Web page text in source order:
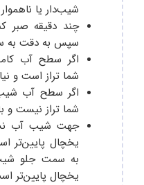
شیب‌دار یا
چند دقیقه صبر
سپس به دقت به
اگر سطح آب
شما تراز است و
اگر سطح آب
شما تراز نیست و
جهت شیب آب
یخچال پایین‌تر
به سمت جلو
یخچال پایین‌تر